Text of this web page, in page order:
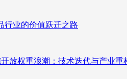
行业的价值跃迁之路
放权重浪潮：技术迭代与产业重